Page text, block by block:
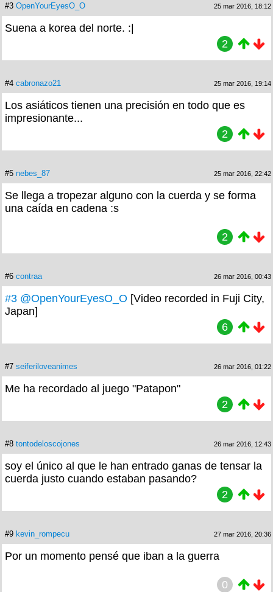
#3 OpenYourEyesO_O 25 mar 2016, 18:12
Suena a korea del norte. :|
2
#4 cabronazo21 25 mar 2016, 19:14
Los asiáticos tienen una precisión en todo que es
impresionante...
2
#5 nebes_87 25 mar 2016, 22:42
Se llega a tropezar alguno con la cuerda y se forma
una caída en cadena :s
2
#6 contraa 26 mar 2016, 00:43
#3 @OpenYourEyesO_O [Video recorded in Fuji City,
Japan]
6
#7 seiferiloveanimes 26 mar 2016, 01:22
Me ha recordado al juego "Patapon"
2
#8 tontodeloscojones 26 mar 2016, 12:43
soy el único al que le han entrado ganas de tensar la
cuerda justo cuando estaban pasando?
2
#9 kevin_rompecu 27 mar 2016, 20:36
Por un momento pensé que iban a la guerra
0